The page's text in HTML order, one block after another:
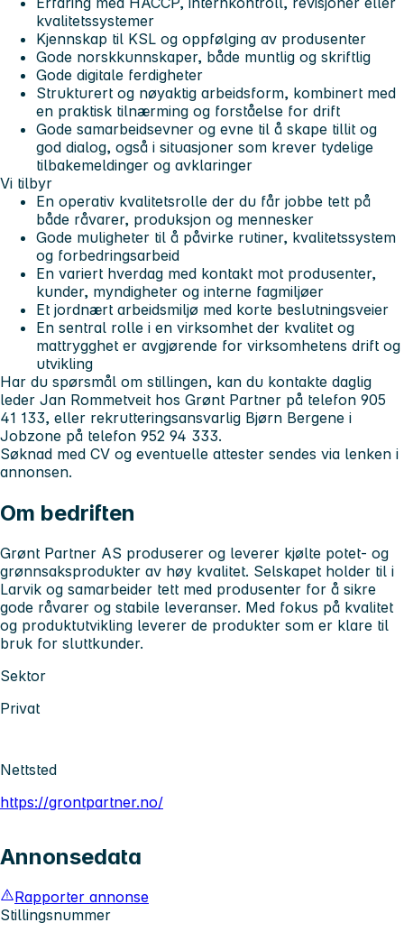
kvalitetssystemer
Kjennskap til KSL og oppfølging av produsenter
Gode norskkunnskaper, både muntlig og skriftlig
Gode digitale ferdigheter
Strukturert og nøyaktig arbeidsform, kombinert med
en praktisk tilnærming og forståelse for drift
Gode samarbeidsevner og evne til å skape tillit og
god dialog, også i situasjoner som krever tydelige
tilbakemeldinger og avklaringer
Vi tilbyr
En operativ kvalitetsrolle der du får jobbe tett på
både råvarer, produksjon og mennesker
Gode muligheter til å påvirke rutiner, kvalitetssystem
og forbedringsarbeid
En variert hverdag med kontakt mot produsenter,
kunder, myndigheter og interne fagmiljøer
Et jordnært arbeidsmiljø med korte beslutningsveier
En sentral rolle i en virksomhet der kvalitet og
mattrygghet er avgjørende for virksomhetens drift og
utvikling
Har du spørsmål om stillingen, kan du kontakte daglig
leder Jan Rommetveit hos Grønt Partner på telefon 905
41 133, eller rekrutteringsansvarlig Bjørn Bergene i
Jobzone på telefon 952 94 333.
Søknad med CV og eventuelle attester sendes via lenken i
annonsen.
Om bedriften
Grønt Partner AS produserer og leverer kjølte potet- og
grønnsaksprodukter av høy kvalitet. Selskapet holder til i
Larvik og samarbeider tett med produsenter for å sikre
gode råvarer og stabile leveranser. Med fokus på kvalitet
og produktutvikling leverer de produkter som er klare til
bruk for sluttkunder.
Sektor
Privat
Nettsted
https://grontpartner.no/
Annonsedata
Rapporter annonse
Stillingsnummer